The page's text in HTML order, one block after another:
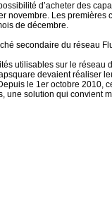
d’acheter des
novembre. Les premières
de décembre.
secondaire du réseau
utilisables sur le réseau
devaient réaliser
le 1er octobre 2010,
une solution qui convient